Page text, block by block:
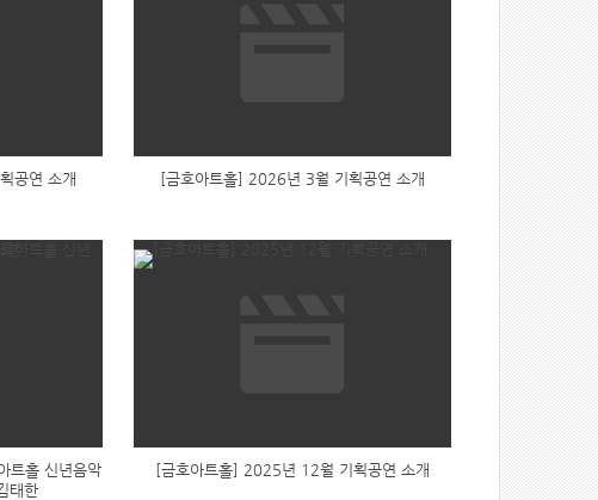
공연 소개 [금호아트홀] 2026년 3월 기획공연 소개
홀 신년음악
태한
[금호아트홀] 2025년 12월 기획공연 소개